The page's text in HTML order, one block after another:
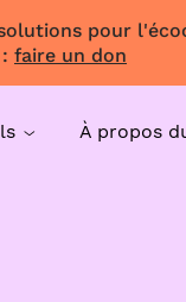
pour
faire un don
À propos